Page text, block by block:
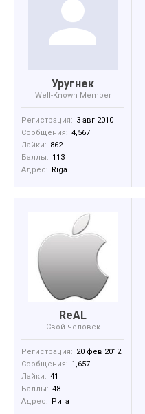
Уругнек
Well-Known Member
Регистрация: 3 авг 2010
Сообщения: 4,567
Лайки: 862
Баллы: 113
Адрес: Riga
ReAL
Свой человек
Регистрация: 20 фев 2012
Сообщения: 1,657
Лайки: 41
Баллы: 48
Адрес: Рига